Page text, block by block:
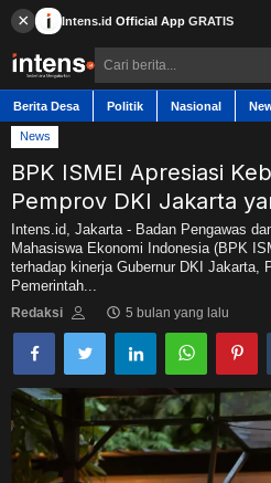
× Intens.id Official App GRATIS
Berita Desa Politik Nasional
Berita Desa
Contact
Politik
Nasional
News
News
BPK ISMEI Apresiasi
Pemprov DKI Jakarta
Intens.id, Jakarta - Badan Pengawas
Mahasiswa Ekonomi Indonesia (BPK
terhadap kinerja Gubernur DKI Jakarta,
Pemerintah...
Redaksi 5 bulan yang lalu